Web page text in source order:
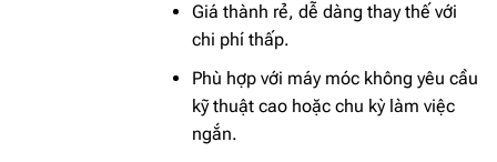
Giá thành rẻ, dễ dàng thay thế với
chi phí thấp.
Phù hợp với máy móc không yêu cầu
kỹ thuật cao hoặc chu kỳ làm việc
ngắn.